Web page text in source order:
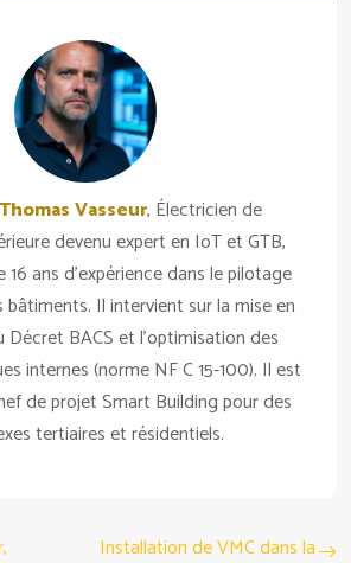
Thomas Vasseur, Électricien de
devenu expert en IoT et GTB,
16 ans d'expérience dans le pilotage
Il intervient sur la mise en
BACS et l'optimisation des
internes (norme NF C 15-100). Il est
de projet Smart Building pour des
tertiaires et résidentiels.
Installation de VMC dans la